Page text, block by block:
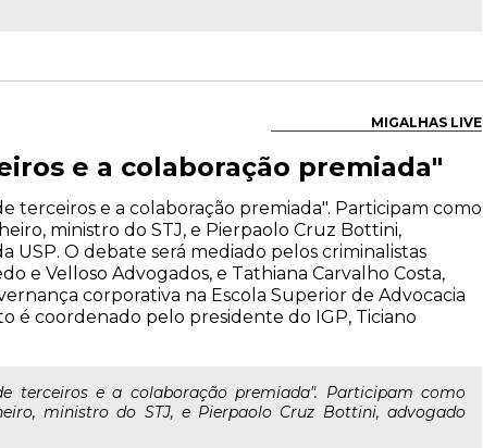
MIGALHAS LIVE
e a colaboração premiada"
terceiros e a colaboração premiada". Participam como
ministro do STJ, e Pierpaolo Cruz Bottini,
USP. O debate será mediado pelos criminalistas
e Velloso Advogados, e Tathiana Carvalho Costa,
corporativa na Escola Superior de Advocacia
é coordenado pelo presidente do IGP, Ticiano
terceiros e a colaboração premiada". Participam como
ministro do STJ, e Pierpaolo Cruz Bottini, advogado